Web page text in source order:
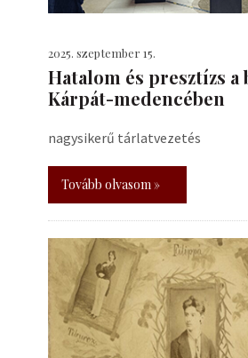
2025. szeptember 15.
Hatalom és presztízs
Kárpát-medencében
nagysikerű tárlatvezetés
Tovább olvasom »